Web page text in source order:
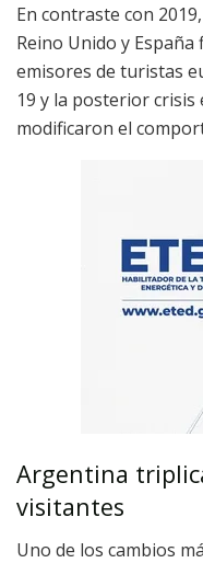
En contraste con
Reino Unido y
emisores de turistas
19 y la posterior
modificaron el
Argentina
visitantes
Uno de los cambios